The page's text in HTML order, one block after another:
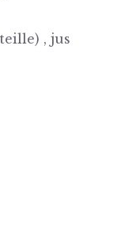
, jus